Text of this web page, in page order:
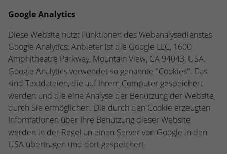
Google Analytics
Diese Website nutzt Funktionen des Webanalysedienstes
Google Analytics. Anbieter ist die Google LLC, 1600
Amphitheatre Parkway, Mountain View, CA 94043, USA.
Google Analytics verwendet so genannte "Cookies". Das
sind Textdateien, die auf Ihrem Computer gespeichert
werden und die eine Analyse der Benutzung der Website
durch Sie ermöglichen. Die durch den Cookie erzeugten
Informationen über Ihre Benutzung dieser Website
werden in der Regel an einen Server von Google in den
USA übertragen und dort gespeichert.